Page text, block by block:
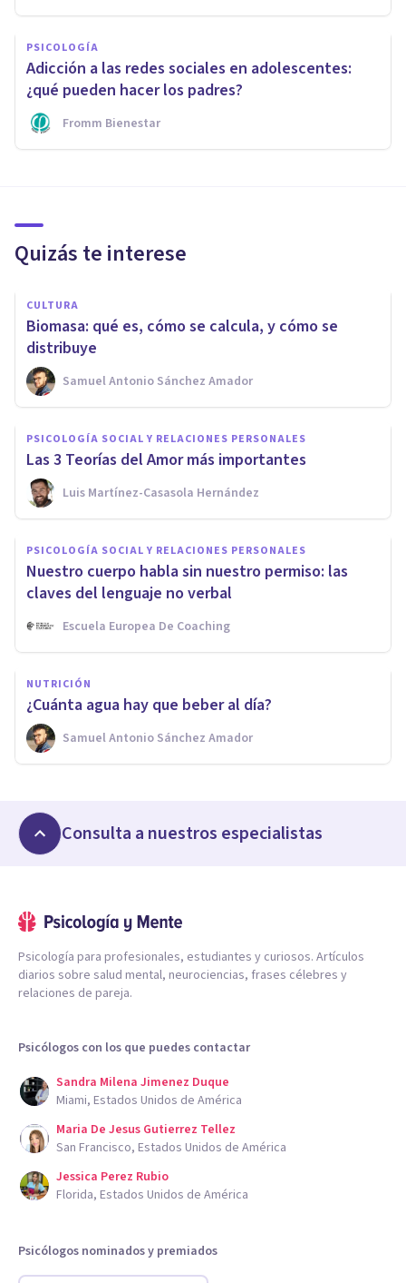
PSICOLOGÍA
Adicción a las redes sociales en adolescentes:
¿qué pueden hacer los padres?
Fromm Bienestar
Quizás te interese
CULTURA
Biomasa: qué es, cómo se calcula, y cómo se
distribuye
Samuel Antonio Sánchez Amador
PSICOLOGÍA SOCIAL Y RELACIONES PERSONALES
Las 3 Teorías del Amor más importantes
Luis Martínez-Casasola Hernández
PSICOLOGÍA SOCIAL Y RELACIONES PERSONALES
Nuestro cuerpo habla sin nuestro permiso: las
claves del lenguaje no verbal
Escuela Europea De Coaching
NUTRICIÓN
¿Cuánta agua hay que beber al día?
Samuel Antonio Sánchez Amador
Consulta a nuestros especialistas
Psicología para profesionales, estudiantes y curiosos. Artículos
diarios sobre salud mental, neurociencias, frases célebres y
relaciones de pareja.
Psicólogos con los que puedes contactar
Sandra Milena Jimenez Duque
Miami, Estados Unidos de América
Maria De Jesus Gutierrez Tellez
San Francisco, Estados Unidos de América
Jessica Perez Rubio
Florida, Estados Unidos de América
Psicólogos nominados y premiados